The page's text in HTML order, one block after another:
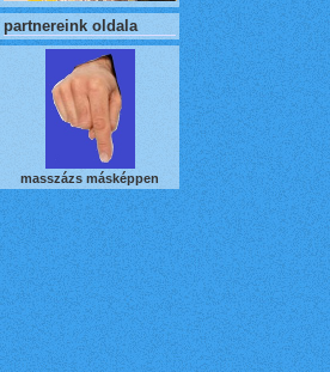
partnereink oldala
masszázs másképpen